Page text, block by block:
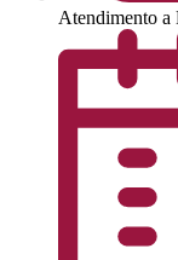
Atendimento